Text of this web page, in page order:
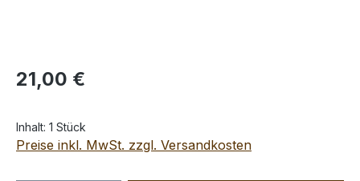
Regulärer Preis:
21,00 €
Inhalt: 1 Stück
Preise inkl. MwSt. zzgl. Versandkosten